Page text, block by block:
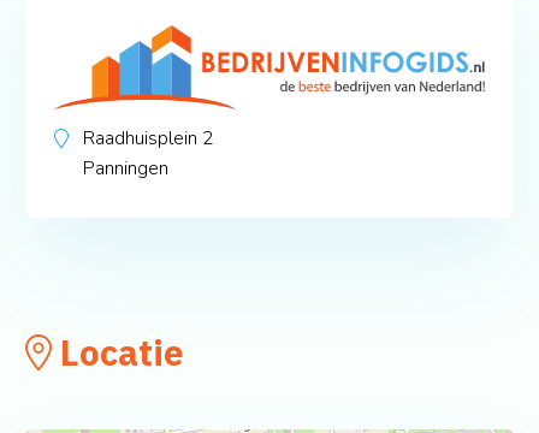
Raadhuisplein 2
Panningen
Locatie